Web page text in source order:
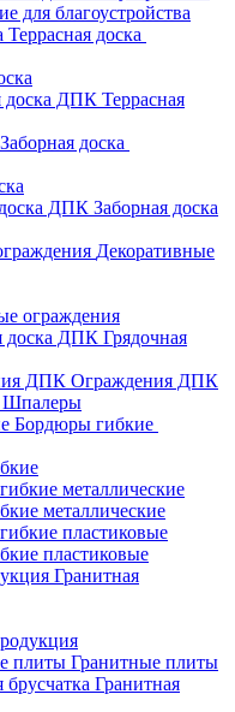
для благоустройства
Террасная доска
Террасная
Заборная доска
Заборная доска
Декоративные
ограждения
Грядочная
Ограждения ДПК
Шпалеры
Бордюры гибкие
металлические
пластиковые
Гранитная
Гранитные плиты
Гранитная